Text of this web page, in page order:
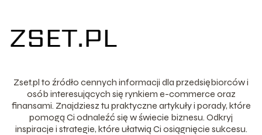
Zset.pl to źródło cennych informacji dla przedsiębiorców i
osób interesujących się rynkiem e-commerce oraz
finansami. Znajdziesz tu praktyczne artykuły i porady, które
pomogą Ci odnaleźć się w świecie biznesu. Odkryj
inspiracje i strategie, które ułatwią Ci osiągnięcie sukcesu.